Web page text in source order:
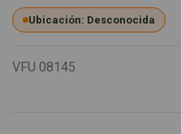
Ubicación: Desconocida
VFU 08145